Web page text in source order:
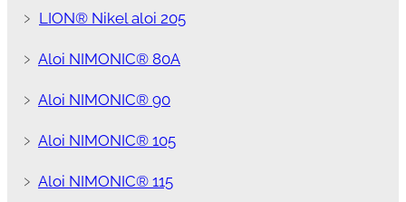
﹥ LION® Nikel aloi 205
﹥ Aloi NIMONIC® 80A
﹥ Aloi NIMONIC® 90
﹥ Aloi NIMONIC® 105
﹥ Aloi NIMONIC® 115